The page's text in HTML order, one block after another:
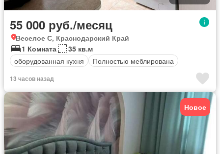
55 000 руб./месяц
Веселое С, Краснодарский Край
1 Комната
35 кв.м
оборудованная кухня
Полностью меблирована
13 часов назад
Новое